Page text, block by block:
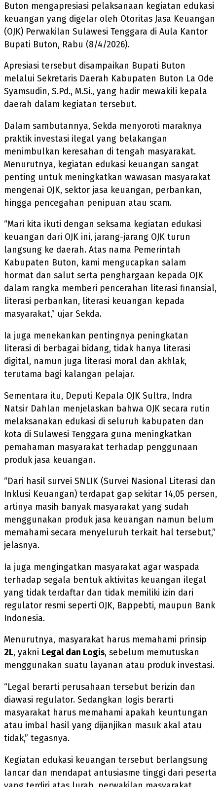
Buton mengapresiasi pelaksanaan kegiatan edukasi
keuangan yang digelar oleh Otoritas Jasa Keuangan
(OJK) Perwakilan Sulawesi Tenggara di Aula Kantor
Bupati Buton, Rabu (8/4/2026).
Apresiasi tersebut disampaikan Bupati Buton
melalui Sekretaris Daerah Kabupaten Buton La Ode
Syamsudin, S.Pd., M.Si., yang hadir mewakili kepala
daerah dalam kegiatan tersebut.
Dalam sambutannya, Sekda menyoroti maraknya
praktik investasi ilegal yang belakangan
menimbulkan keresahan di tengah masyarakat.
Menurutnya, kegiatan edukasi keuangan sangat
penting untuk meningkatkan wawasan masyarakat
mengenai OJK, sektor jasa keuangan, perbankan,
hingga pencegahan penipuan atau scam.
“Mari kita ikuti dengan seksama kegiatan edukasi
keuangan dari OJK ini, jarang-jarang OJK turun
langsung ke daerah. Atas nama Pemerintah
Kabupaten Buton, kami mengucapkan salam
hormat dan salut serta penghargaan kepada OJK
dalam rangka memberi pencerahan literasi finansial,
literasi perbankan, literasi keuangan kepada
masyarakat,” ujar Sekda.
Ia juga menekankan pentingnya peningkatan
literasi di berbagai bidang, tidak hanya literasi
digital, namun juga literasi moral dan akhlak,
terutama bagi kalangan pelajar.
Sementara itu, Deputi Kepala OJK Sultra, Indra
Natsir Dahlan menjelaskan bahwa OJK secara rutin
melaksanakan edukasi di seluruh kabupaten dan
kota di Sulawesi Tenggara guna meningkatkan
pemahaman masyarakat terhadap penggunaan
produk jasa keuangan.
“Dari hasil survei SNLIK (Survei Nasional Literasi dan
Inklusi Keuangan) terdapat gap sekitar 14,05 persen,
artinya masih banyak masyarakat yang sudah
menggunakan produk jasa keuangan namun belum
memahami secara menyeluruh terkait hal tersebut,”
jelasnya.
Ia juga mengingatkan masyarakat agar waspada
terhadap segala bentuk aktivitas keuangan ilegal
yang tidak terdaftar dan tidak memiliki izin dari
regulator resmi seperti OJK, Bappebti, maupun Bank
Indonesia.
Menurutnya, masyarakat harus memahami prinsip
2L, yakni Legal dan Logis, sebelum memutuskan
menggunakan suatu layanan atau produk investasi.
“Legal berarti perusahaan tersebut berizin dan
diawasi regulator. Sedangkan logis berarti
masyarakat harus memahami apakah keuntungan
atau imbal hasil yang dijanjikan masuk akal atau
tidak,” tegasnya.
Kegiatan edukasi keuangan tersebut berlangsung
lancar dan mendapat antusiasme tinggi dari peserta